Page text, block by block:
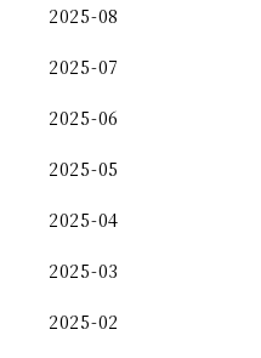
2025-08
2025-07
2025-06
2025-05
2025-04
2025-03
2025-02